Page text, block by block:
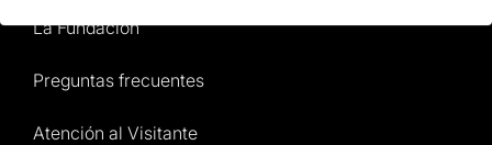
La Fundación
Preguntas frecuentes
Atención al Visitante